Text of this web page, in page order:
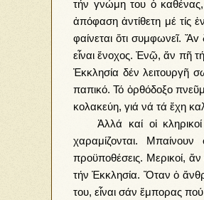
τήν γνώμη του ὁ καθένας,
ἀπόφαση ἀντίθετη μέ τίς
φαίνεται ὅτι συμφωνεῖ.
εἶναι ἔνοχος. Ἐνῷ, ἄν πῆ
Ἐκκλησία δέν λειτουργῆ
παπικό. Τό ὀρθόδοξο
κολακεύη, γιά νά τά ἔχη
Ἀλλά καί οἱ κληρικοί
χαραμίζονται.
προϋποθέσεις. Μερικοί,
τήν Ἐκκλησία. Ὅταν ὁ
του, εἶναι σάν ἔμπορας πού